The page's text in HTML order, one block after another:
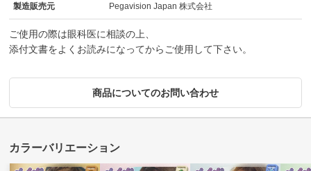
製造販売元 Pegavision Japan 株式会社
ご使用の際は眼科医に相談の上、
添付文書をよくお読みになってからご使用して下さい。
商品についてのお問い合わせ